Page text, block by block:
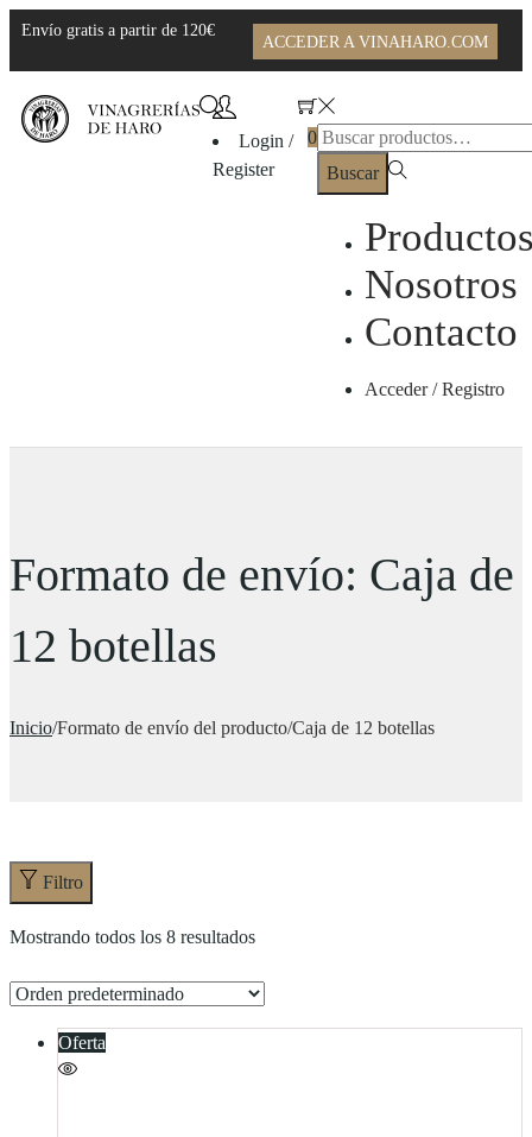
Envío gratis a partir de 120€
ACCEDER A VINAHARO.COM
Buscar
Nosotros
Contacto
Acceder / Registro
Login /
Register
0
Formato de envío: Caja de
12 botellas
Inicio/Formato de envío del producto/Caja de 12 botellas
Filtro
Mostrando todos los 8 resultados
Oferta